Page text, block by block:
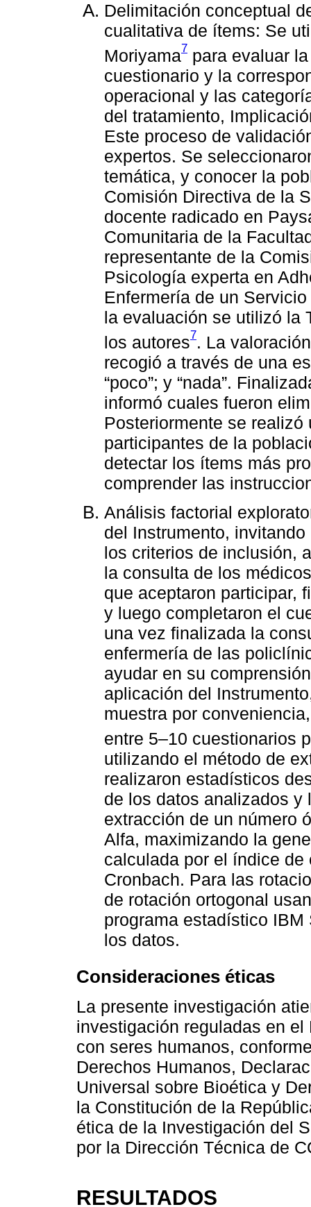
Delimitación conceptual
cualitativa de ítems: Se
Moriyama7 para evaluar
cuestionario y la
operacional y las
del tratamiento,
Este proceso de
expertos. Se
temática, y conocer la
Comisión Directiva de la
docente radicado en
Comunitaria de la
representante de la
Psicología experta en
Enfermería de un
la evaluación se utilizó la
los autores7. La
recogió a través de una
“poco”; y “nada”.
informó cuales fueron
Posteriormente se
participantes de la
detectar los ítems más
comprender las
Análisis factorial
del Instrumento,
los criterios de inclusión,
la consulta de los
que aceptaron participar,
y luego completaron el
una vez finalizada la
enfermería de las
ayudar en su
aplicación del
muestra por
entre 5–10 cuestionarios
utilizando el método de
realizaron estadísticos
de los datos analizados
extracción de un número
Alfa, maximizando la
calculada por el índice
Cronbach. Para las
de rotación ortogonal
programa estadístico
los datos.
Consideraciones éticas
La presente investigación
investigación reguladas en
con seres humanos,
Derechos Humanos,
Universal sobre Bioética y
la Constitución de la
ética de la Investigación del
por la Dirección Técnica de
RESULTADOS